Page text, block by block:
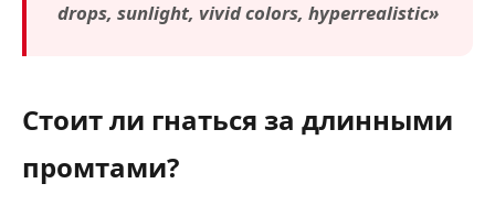
drops, sunlight, vivid colors, hyperrealistic»
Стоит ли гнаться за длинными
промтами?